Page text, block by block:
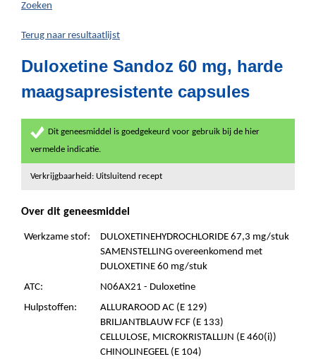
hier:
Zoeken
Terug naar resultaatlijst
Duloxetine Sandoz 60 mg, harde
maagsapresistente capsules
Dit geneesmiddel is goedgekeurd voor gebruik bij de hier
vermelde indicatie.
Verkrijgbaarheid: Uitsluitend recept
Over dit geneesmiddel
Werkzame stof:
DULOXETINEHYDROCHLORIDE 67,3 mg/stuk
SAMENSTELLING overeenkomend met
DULOXETINE 60 mg/stuk
ATC:
N06AX21 - Duloxetine
Hulpstoffen:
ALLURAROOD AC (E 129)
BRILJANTBLAUW FCF (E 133)
CELLULOSE, MICROKRISTALLIJN (E 460(i))
CHINOLINEGEEL (E 104)